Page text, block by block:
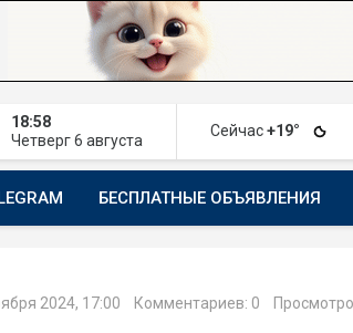
18:58
Четверг 6 августа
Сейчас+19°
БЕСПЛАТНЫЕ ОБЪЯВЛЕНИЯ
2024, 17:00 Комментариев: 0